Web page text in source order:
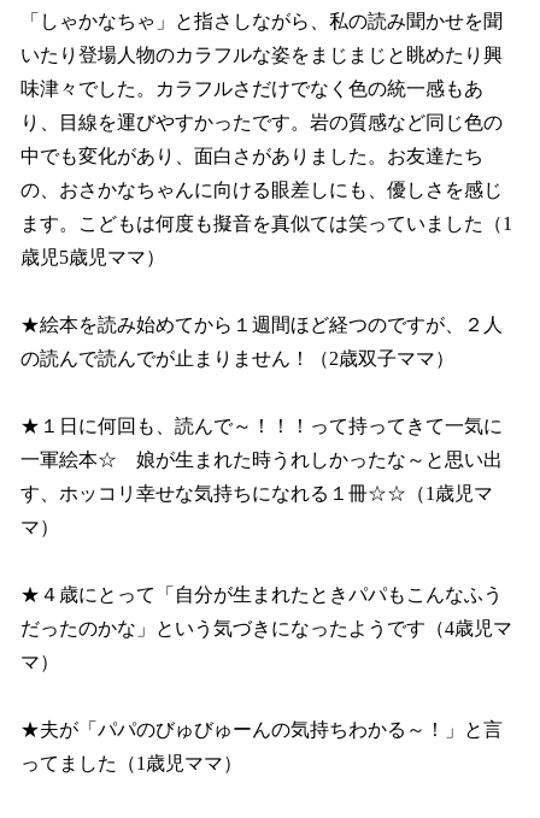
「しゃかなちゃ」と指さしながら、私の読み聞かせを聞
いたり登場人物のカラフルな姿をまじまじと眺めたり興
味津々でした。カラフルさだけでなく色の統一感もあ
り、目線を運びやすかったです。岩の質感など同じ色の
中でも変化があり、面白さがありました。お友達たち
の、おさかなちゃんに向ける眼差しにも、優しさを感じ
ます。こどもは何度も擬音を真似ては笑っていました（1
歳児5歳児ママ）
★絵本を読み始めてから１週間ほど経つのですが、２人
の読んで読んでが止まりません！（2歳双子ママ）
★１日に何回も、読んで～！！！って持ってきて一気に
一軍絵本☆ 娘が生まれた時うれしかったな～と思い出
す、ホッコリ幸せな気持ちになれる１冊☆☆（1歳児マ
マ）
★４歳にとって「自分が生まれたときパパもこんなふう
だったのかな」という気づきになったようです（4歳児マ
マ）
★夫が「パパのびゅびゅーんの気持ちわかる～！」と言
ってました（1歳児ママ）